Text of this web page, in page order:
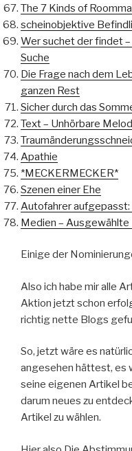
The 7 Kinds of
scheinobjektive
Wer suchet der findet
Suche
Die Frage nach dem
ganzen Rest
Sicher durch das
Text – Unhörbare
Apathie
*MECKERMECKER*
Szenen einer Ehe
Autofahrer aufgepasst:
Medien –
Einige der
Also ich habe mir alle
Aktion jetzt schon
richtig nette Blogs
So, jetzt wäre es
angesehen hättest, es
seine eigenen Artikel
darum neues zu
Artikel zu wählen.